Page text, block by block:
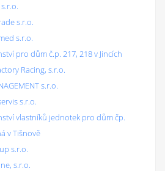
s.r.o.
s.r.o.
pro dům č.p. 217, 218 v Jincích
Racing, s.r.o.
s.r.o.
s.r.o.
vlastníků jednotek pro dům čp.
v Tišnově
s.r.o.
s.r.o.